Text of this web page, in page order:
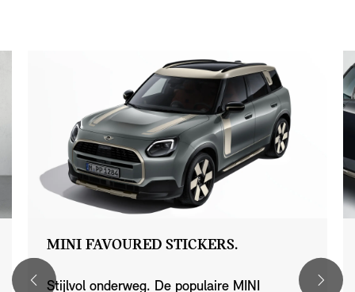
MINI FAVOURED STICKERS.
Stijlvol onderweg. De populaire MINI